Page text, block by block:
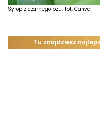
Syrop z czarnego bzu; Fot. Canva